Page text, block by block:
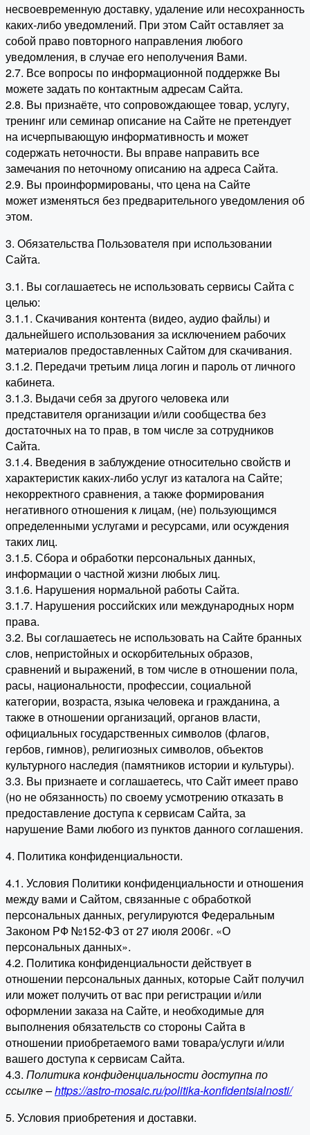
несвоевременную доставку, удаление или несохранность
каких-либо уведомлений. При этом Сайт оставляет за
собой право повторного направления любого
уведомления, в случае его неполучения Вами.
2.7. Все вопросы по информационной поддержке Вы
можете задать по контактным адресам Сайта.
2.8. Вы признаёте, что сопровождающее товар, услугу,
тренинг или семинар описание на Сайте не претендует
на исчерпывающую информативность и может
содержать неточности. Вы вправе направить все
замечания по неточному описанию на адреса Сайта.
2.9. Вы проинформированы, что цена на Сайте
может изменяться без предварительного уведомления об
этом.
3. Обязательства Пользователя при использовании
Сайта.
3.1. Вы соглашаетесь не использовать сервисы Сайта с
целью:
3.1.1. Скачивания контента (видео, аудио файлы) и
дальнейшего использования за исключением рабочих
материалов предоставленных Сайтом для скачивания.
3.1.2. Передачи третьим лица логин и пароль от личного
кабинета.
3.1.3. Выдачи себя за другого человека или
представителя организации и/или сообщества без
достаточных на то прав, в том числе за сотрудников
Сайта.
3.1.4. Введения в заблуждение относительно свойств и
характеристик каких-либо услуг из каталога на Сайте;
некорректного сравнения, а также формирования
негативного отношения к лицам, (не) пользующимся
определенными услугами и ресурсами, или осуждения
таких лиц.
3.1.5. Сбора и обработки персональных данных,
информации о частной жизни любых лиц.
3.1.6. Нарушения нормальной работы Сайта.
3.1.7. Нарушения российских или международных норм
права.
3.2. Вы соглашаетесь не использовать на Сайте бранных
слов, непристойных и оскорбительных образов,
сравнений и выражений, в том числе в отношении пола,
расы, национальности, профессии, социальной
категории, возраста, языка человека и гражданина, а
также в отношении организаций, органов власти,
официальных государственных символов (флагов,
гербов, гимнов), религиозных символов, объектов
культурного наследия (памятников истории и культуры).
3.3. Вы признаете и соглашаетесь, что Сайт имеет право
(но не обязанность) по своему усмотрению отказать в
предоставление доступа к сервисам Сайта, за
нарушение Вами любого из пунктов данного соглашения.
4. Политика конфиденциальности.
4.1. Условия Политики конфиденциальности и отношения
между вами и Сайтом, связанные с обработкой
персональных данных, регулируются Федеральным
Законом РФ №152-ФЗ от 27 июля 2006г. «О
персональных данных».
4.2. Политика конфиденциальности действует в
отношении персональных данных, которые Сайт получил
или может получить от вас при регистрации и/или
оформлении заказа на Сайте, и необходимые для
выполнения обязательств со стороны Сайта в
отношении приобретаемого вами товара/услуги и/или
вашего доступа к сервисам Сайта.
4.3. Политика конфиденциальности доступна по
ссылке –https://astro-mosaic.ru/politika-konfidentsialnosti/
5. Условия приобретения и доставки.